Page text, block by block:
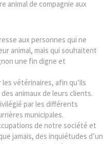
animal de compagnie aux
aux personnes qui ne
animal, mais qui souhaitent
une fin digne et
vétérinaires, afin qu’ils
animaux de leurs clients.
par les différents
municipales.
de notre société et
jamais, des inquiétudes d’un